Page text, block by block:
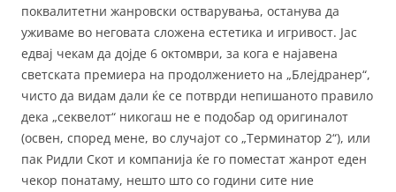
поквалитетни жанровски остварувања, останува да
уживаме во неговата сложена естетика и игривост. Јас
едвај чекам да дојде 6 октомври, за кога е најавена
светската премиера на продолжението на „Блејдранер“,
чисто да видам дали ќе се потврди непишаното правило
дека „секвелот“ никогаш не е подобар од оригиналот
(освен, според мене, во случајот со „Терминатор 2“), или
пак Ридли Скот и компанија ќе го поместат жанрот еден
чекор понатаму, нешто што со години сите ние